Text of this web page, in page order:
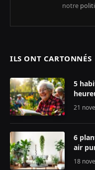
notre
ILS ONT CARTONNÉS
5
21
6
air
18